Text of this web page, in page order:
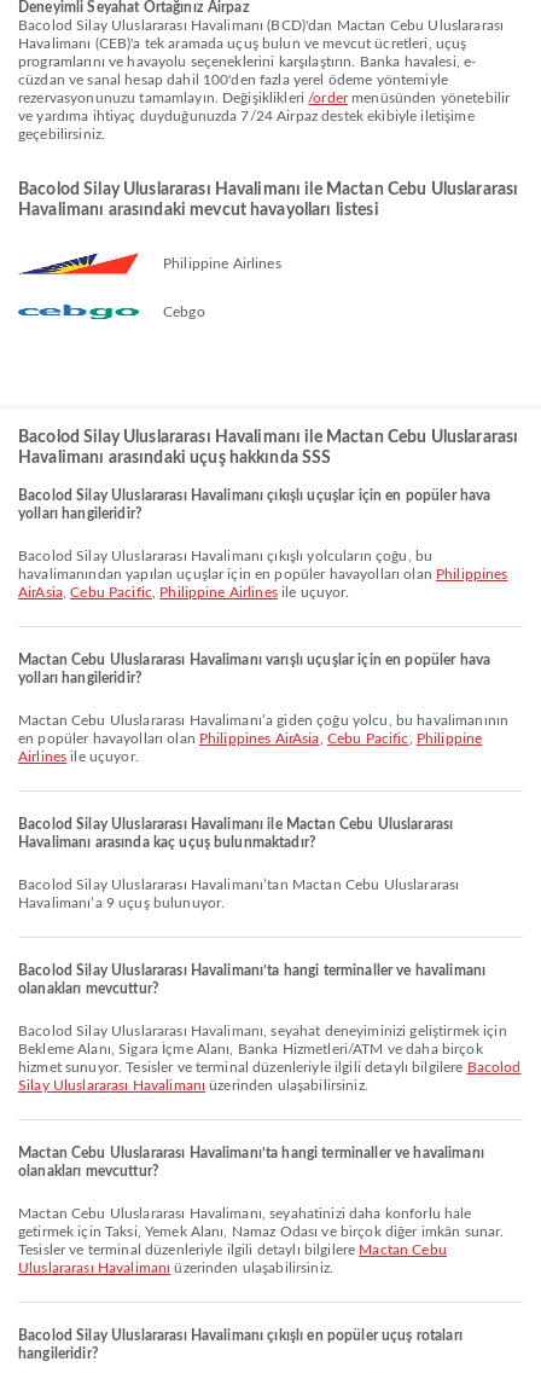
Deneyimli Seyahat Ortağınız Airpaz
Bacolod Silay Uluslararası Havalimanı (BCD)'dan Mactan Cebu Uluslararası
Havalimanı (CEB)'a tek aramada uçuş bulun ve mevcut ücretleri, uçuş
programlarını ve havayolu seçeneklerini karşılaştırın. Banka havalesi, e-
cüzdan ve sanal hesap dahil 100'den fazla yerel ödeme yöntemiyle
rezervasyonunuzu tamamlayın. Değişiklikleri /ordermenüsünden yönetebilir
ve yardıma ihtiyaç duyduğunuzda 7/24 Airpaz destek ekibiyle iletişime
geçebilirsiniz.
Bacolod Silay Uluslararası Havalimanı ile Mactan Cebu Uluslararası
Havalimanı arasındaki mevcut havayolları listesi
Philippine Airlines
Cebgo
Bacolod Silay Uluslararası Havalimanı ile Mactan Cebu Uluslararası
Havalimanı arasındaki uçuş hakkında SSS
Bacolod Silay Uluslararası Havalimanı çıkışlı uçuşlar için en popüler hava
yolları hangileridir?
Bacolod Silay Uluslararası Havalimanı çıkışlı yolcuların çoğu, bu
havalimanından yapılan uçuşlar için en popüler havayolları olan Philippines
AirAsia,Cebu Pacific Philippine Airlinesile uçuyor.
Mactan Cebu Uluslararası Havalimanı varışlı uçuşlar için en popüler hava
yolları hangileridir?
Mactan Cebu Uluslararası Havalimanı’a giden çoğu yolcu, bu havalimanının
en popüler havayolları olan Philippines AirAsia Cebu Pacific
Philippine
Airlines ile uçuyor.
Bacolod Silay Uluslararası Havalimanı ile Mactan Cebu Uluslararası
Havalimanı arasında kaç uçuş bulunmaktadır?
Bacolod Silay Uluslararası Havalimanı’tan Mactan Cebu Uluslararası
Havalimanı’a 9 uçuş bulunuyor.
Bacolod Silay Uluslararası Havalimanı’ta hangi terminaller ve havalimanı
olanakları mevcuttur?
Bacolod Silay Uluslararası Havalimanı, seyahat deneyiminizi geliştirmek için
Bekleme Alanı, Sigara İçme Alanı, Banka Hizmetleri/ATM ve daha birçok
hizmet sunuyor. Tesisler ve terminal düzenleriyle ilgili detaylı bilgilere Bacolod
Silay Uluslararası Havalimanı üzerinden ulaşabilirsiniz.
Mactan Cebu Uluslararası Havalimanı’ta hangi terminaller ve havalimanı
olanakları mevcuttur?
Mactan Cebu Uluslararası Havalimanı, seyahatinizi daha konforlu hale
getirmek için Taksi, Yemek Alanı, Namaz Odası ve birçok diğer imkân sunar.
Tesisler ve terminal düzenleriyle ilgili detaylı bilgilere Mactan Cebu
Uluslararası Havalimanı üzerinden ulaşabilirsiniz.
Bacolod Silay Uluslararası Havalimanı çıkışlı en popüler uçuş rotaları
hangileridir?